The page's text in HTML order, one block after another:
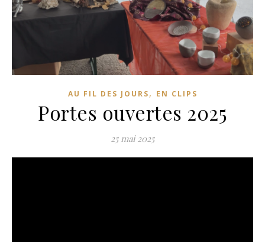
AU FIL DES JOURS, EN CLIPS
Portes ouvertes 2025
25 mai 2025